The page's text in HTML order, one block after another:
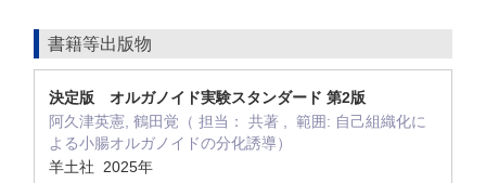
書籍等出版物
決定版 オルガノイド実験スタンダード 第2版
阿久津英憲, 鶴田覚（ 担当： 共著 , 範囲: 自己組織化に
よる小腸オルガノイドの分化誘導）
羊土社 2025年